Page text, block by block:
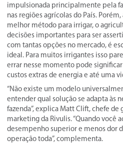
impulsionada principalmente pela
nas regiões agrícolas do País.
melhor método para irrigar, o
decisões importantes para ser
com tantas opções no mercado, é
ideal. Para muitos irrigantes isso
errar nesse momento pode
custos extras de energia e até uma
“Não existe um modelo
entender qual solução se adapta às
fazenda”, explica Matt Clift, chefe
marketing da Rivulis. “Quando você
desempenho superior e menos dor
operação toda”, complementa.